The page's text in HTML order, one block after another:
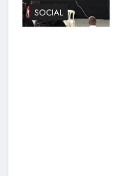
SOCIAL